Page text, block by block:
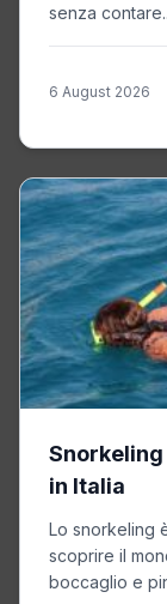
senza
6 August 2026
in Italia
Lo snorkeling
scoprire il
boccaglio e